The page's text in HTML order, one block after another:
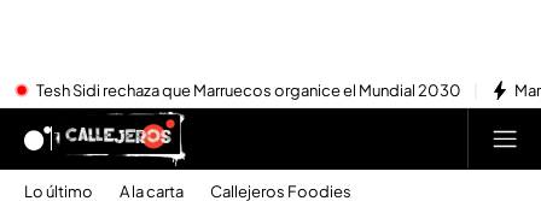
Tesh Sidi rechaza que Marruecos organice el Mundial 2030
Lo último A la carta Callejeros Foodies